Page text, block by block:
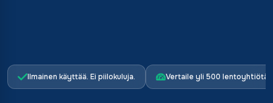
Ilmainen käyttää. Ei piilokuluja. Vertaile yli 500 lentoyhtiötä